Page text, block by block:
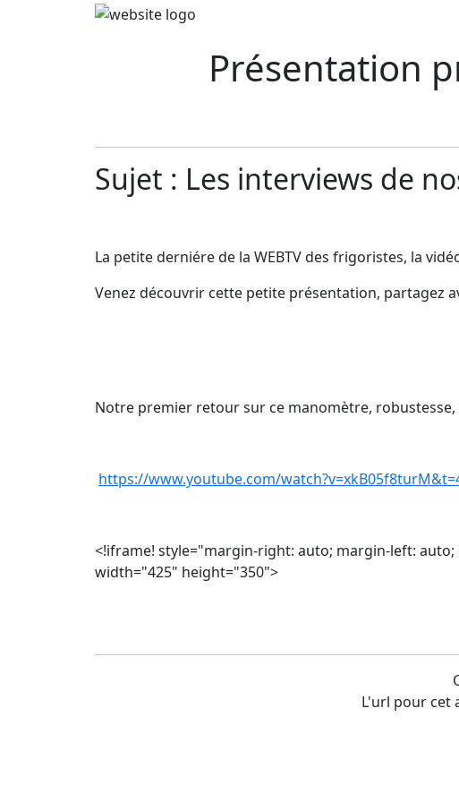
Présentation
Sujet : Les interviews de
La petite derniére de la WEBTV des frigoristes, la
Venez découvrir cette petite présentation, partagez
Notre premier retour sur ce manomètre,
https://www.youtube.com/
<!iframe! style="margin-right: auto; margin-left:
width="425" height="350">
L'url pour cet